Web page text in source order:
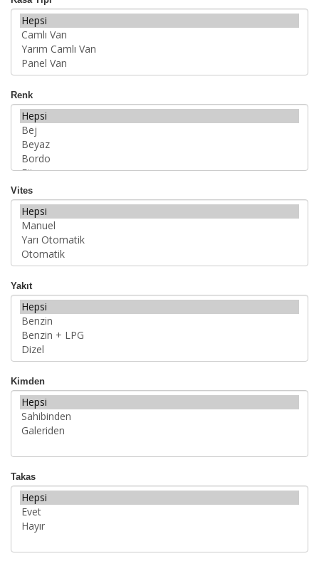
Renk
Vites
Yakıt
Kimden
Takas